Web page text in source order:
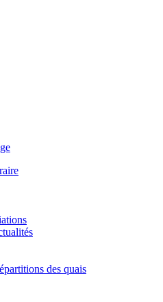
des quais